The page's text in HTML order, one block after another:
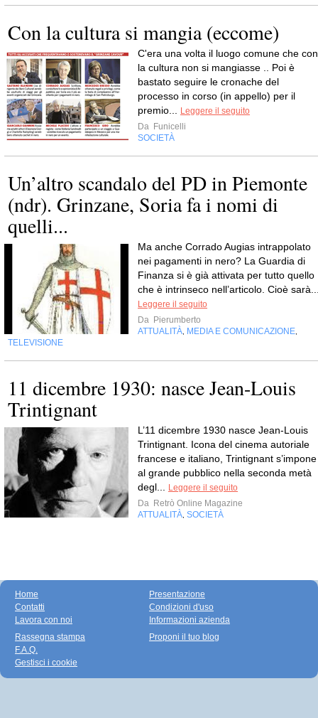
Con la cultura si mangia (eccome)
C'era una volta il luogo comune che con
la cultura non si mangiasse .. Poi è
bastato seguire le cronache del
processo in corso (in appello) per il
premio...
Leggere il seguito
Da Funicelli
SOCIETÀ
Un’altro scandalo del PD in Piemonte
(ndr). Grinzane, Soria fa i nomi di
quelli...
Ma anche Corrado Augias intrappolato
nei pagamenti in nero? La Guardia di
Finanza si è già attivata per tutto quello
che è intrinseco nell’articolo. Cioè
Leggere il seguito
Da Pierumberto
ATTUALITÀ MEDIA E COMUNICAZIONE
TELEVISIONE
11 dicembre 1930: nasce Jean-Louis
Trintignant
L’11 dicembre 1930 nasce Jean-Louis
Trintignant. Icona del cinema autoriale
francese e italiano, Trintignant s’impone
al grande pubblico nella seconda metà
degl...
Leggere il seguito
Da Retrò Online Magazine
ATTUALITÀ SOCIETÀ
Home
Contatti
Lavora con noi
Presentazione
Condizioni d'uso
Informazioni azienda
Rassegna stampa
F.A.Q.
Gestisci i cookie
Proponi il tuo blog